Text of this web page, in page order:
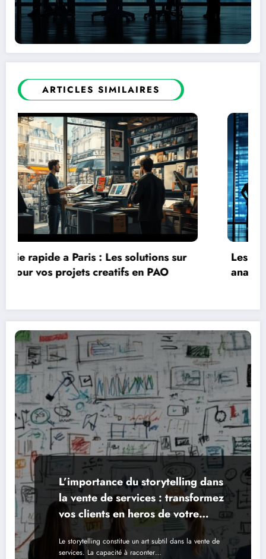
ARTICLES SIMILAIRES
Simplifiez le suivi de vos contrats de leasing
grace a une plateforme de gestion de flotte
L’importance du storytelling dans
la vente de services : transformez
vos clients en heros de votre
histoire
Le storytelling constitue un art subtil dans la vente de
services. La capacité à raconter…